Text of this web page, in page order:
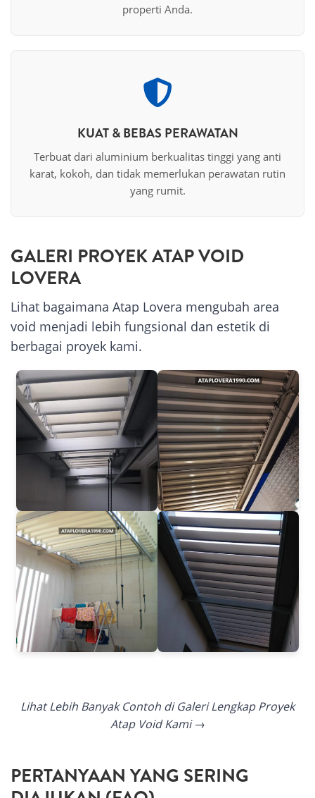
properti Anda.
KUAT & BEBAS PERAWATAN
Terbuat dari aluminium berkualitas tinggi yang anti
karat, kokoh, dan tidak memerlukan perawatan rutin
yang rumit.
GALERI PROYEK ATAP VOID
LOVERA
Lihat bagaimana Atap Lovera mengubah area
void menjadi lebih fungsional dan estetik di
berbagai proyek kami.
Lihat Lebih Banyak Contoh di Galeri Lengkap Proyek
Atap Void Kami →
PERTANYAAN YANG SERING